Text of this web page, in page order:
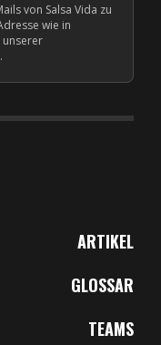
von Salsa Vida zu
wie in
unserer
ARTIKEL
GLOSSAR
TEAMS